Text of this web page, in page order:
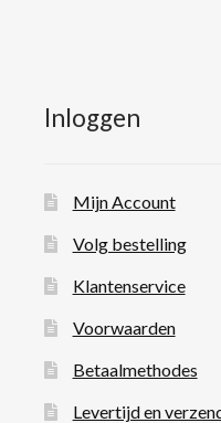
Inloggen
Mijn Account
Volg bestelling
Klantenservice
Voorwaarden
Betaalmethodes
Levertijd en